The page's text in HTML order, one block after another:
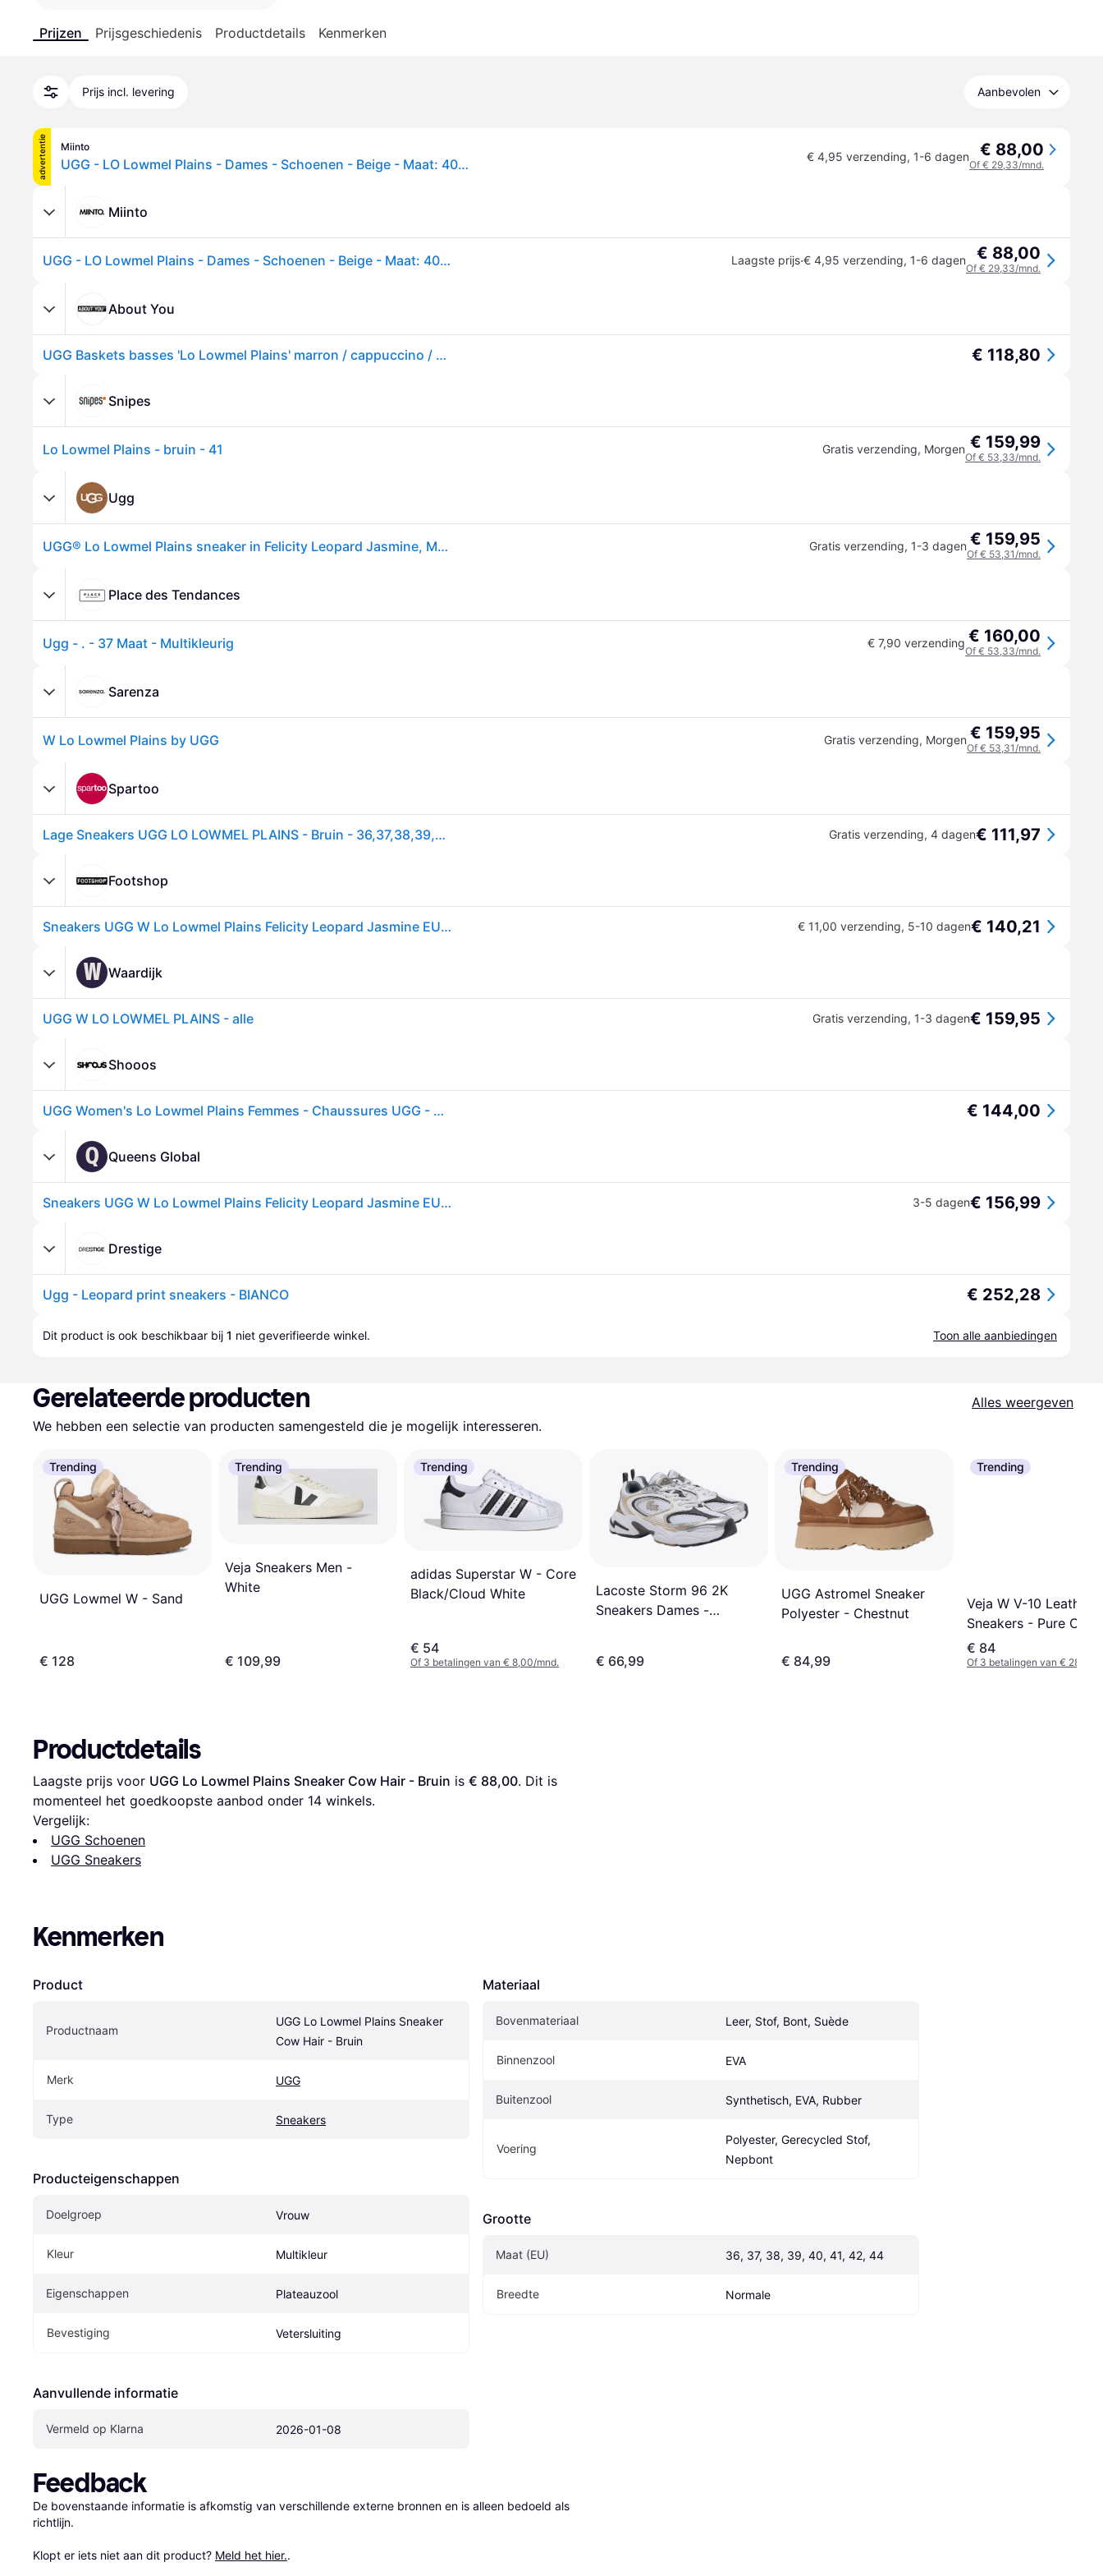
Prijzen Prijsgeschiedenis Productdetails Kenmerken
Prijs incl. levering Aanbevolen
advertentie Miinto
UGG - LO Lowmel Plains - Dames - Schoenen - Beige - Maat: 40 EU Leer € 4,95 verzending, 1-6 dagen € 88,00
Of € 29,33/mnd.
Miinto
UGG - LO Lowmel Plains - Dames - Schoenen - Beige - Maat: 40 EU Leer Laagste prijs·€ 4,95 verzending, 1-6 dagen € 88,00
Of € 29,33/mnd.
About You
UGG Baskets basses 'Lo Lowmel Plains' marron / cappuccino / blanc € 118,80
Snipes
Lo Lowmel Plains - bruin - 41 Gratis verzending, Morgen € 159,99
Of € 53,33/mnd.
Ugg
UGG® Lo Lowmel Plains sneaker in Felicity Leopard Jasmine, Maat 36, Cow Hair Gratis verzending, 1-3 dagen € 159,95
Of € 53,31/mnd.
Place des Tendances
Ugg - . - 37 Maat - Multikleurig € 7,90 verzending € 160,00
Of € 53,33/mnd.
Sarenza
W Lo Lowmel Plains by UGG Gratis verzending, Morgen € 159,95
Of € 53,31/mnd.
Spartoo
Lage Sneakers UGG LO LOWMEL PLAINS - Bruin - 36,37,38,39,40,41,42 Gratis verzending, 4 dagen€ 111,97
Footshop
Sneakers UGG W Lo Lowmel Plains Felicity Leopard Jasmine EUR 40 € 11,00 verzending, 5-10 dagen€ 140,21
W Waardijk
UGG W LO LOWMEL PLAINS - alle Gratis verzending, 1-3 dagen€ 159,95
Shooos
UGG Women's Lo Lowmel Plains Femmes - Chaussures UGG - Marron - 1181071-FDJ-5 - Size: 5 € 144,00
Q Queens Global
Sneakers UGG W Lo Lowmel Plains Felicity Leopard Jasmine EUR 39 3-5 dagen€ 156,99
Drestige
Ugg - Leopard print sneakers - BIANCO € 252,28
Dit product is ook beschikbaar bij 1 niet geverifieerde winkel. Toon alle aanbiedingen
Gerelateerde producten
Alles weergeven
We hebben een selectie van producten samengesteld die je mogelijk interesseren.
Trending
UGG Lowmel W - Sand
€ 128
Trending
Veja Sneakers Men -
White
€ 109,99
Trending
adidas Superstar W - Core
Black/Cloud White
€ 54
Of 3 betalingen van € 8,00/mnd.
Lacoste Storm 96 2K
Sneakers Dames -
€ 66,99
Trending
UGG Astromel Sneaker
Polyester - Chestnut
€ 84,99
Trending
Veja W V-10 Leather
Sneakers - Pure
Off-White
€ 84
Of 3 betalingen van € 28,00/
Productdetails
Laagste prijs voor UGG Lo Lowmel Plains Sneaker Cow Hair - Bruin is € 88,00. Dit is
momenteel het goedkoopste aanbod onder 14 winkels.
Vergelijk:
UGG Schoenen
UGG Sneakers
Kenmerken
Product
Productnaam
UGG Lo Lowmel Plains Sneaker
Cow Hair - Bruin
Merk UGG
Type Sneakers
Producteigenschappen
Doelgroep Vrouw
Kleur Multikleur
Eigenschappen Plateauzool
Bevestiging Vetersluiting
Aanvullende informatie
Vermeld op Klarna 2026-01-08
Materiaal
Bovenmateriaal Leer, Stof, Bont, Suède
Binnenzool EVA
Buitenzool Synthetisch, EVA, Rubber
Voering
Polyester, Gerecycled Stof,
Nepbont
Grootte
Maat (EU) 36, 37, 38, 39, 40, 41, 42, 44
Breedte Normale
Feedback
De bovenstaande informatie is afkomstig van verschillende externe bronnen en is alleen bedoeld als
richtlijn.
Klopt er iets niet aan dit product? Meld het hier..